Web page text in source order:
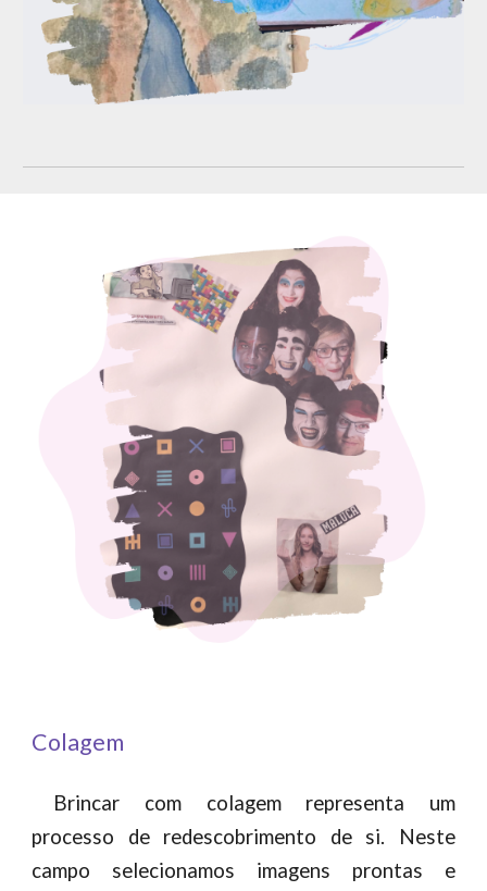
Colagem
Brincar com colagem representa um
processo de redescobrimento de si. Neste
campo selecionamos imagens prontas e